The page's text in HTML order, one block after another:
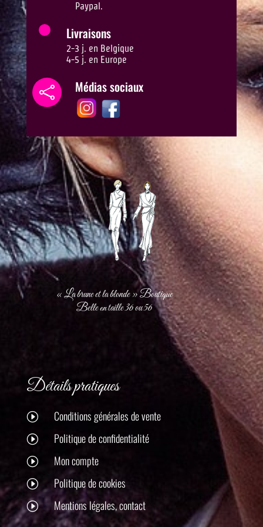
Paypal.
Livraisons
2-3 j. en Belgique
4-5 j. en Europe
 Médias sociaux
« La brune et la blonde » Boutique
Belle en taille 36 ou 56
Détails pratiques
I Conditions générales de vente
I Politique de confidentialité
I Mon compte
I Politique de cookies
I Mentions légales, contact